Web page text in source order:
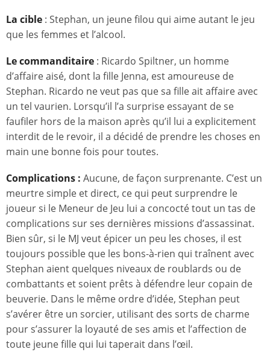
La cible : Stephan, un jeune filou qui aime autant le jeu
que les femmes et l’alcool.
Le commanditaire : Ricardo Spiltner, un homme
d’affaire aisé, dont la fille Jenna, est amoureuse de
Stephan. Ricardo ne veut pas que sa fille ait affaire avec
un tel vaurien. Lorsqu’il l’a surprise essayant de se
faufiler hors de la maison après qu’il lui a explicitement
interdit de le revoir, il a décidé de prendre les choses en
main une bonne fois pour toutes.
Complications : Aucune, de façon surprenante. C’est un
meurtre simple et direct, ce qui peut surprendre le
joueur si le Meneur de Jeu lui a concocté tout un tas de
complications sur ses dernières missions d’assassinat.
Bien sûr, si le MJ veut épicer un peu les choses, il est
toujours possible que les bons-à-rien qui traînent avec
Stephan aient quelques niveaux de roublards ou de
combattants et soient prêts à défendre leur copain de
beuverie. Dans le même ordre d’idée, Stephan peut
s’avérer être un sorcier, utilisant des sorts de charme
pour s’assurer la loyauté de ses amis et l’affection de
toute jeune fille qui lui taperait dans l’œil.